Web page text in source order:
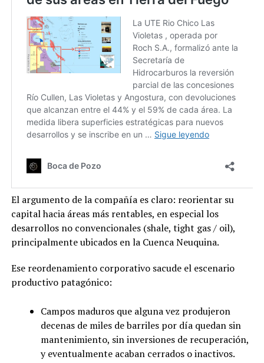
El argumento de la compañía es claro: reorientar su
capital hacia áreas más rentables, en especial los
desarrollos no convencionales (shale, tight gas / oil),
principalmente ubicados en la Cuenca Neuquina.
Ese reordenamiento corporativo sacude el escenario
productivo patagónico:
Campos maduros que alguna vez produjeron
decenas de miles de barriles por día quedan sin
mantenimiento, sin inversiones de recuperación,
y eventualmente acaban cerrados o inactivos.